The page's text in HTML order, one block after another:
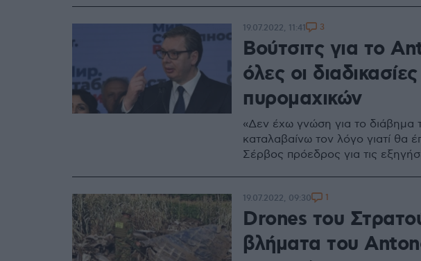
Βούτσιτς για το
όλες οι
πυρομαχικών
«Δεν έχω γνώση για το διάβημα
καταλαβαίνω τον λόγο γιατί θα
Σέρβος πρόεδρος για τις
19.07.2022, 11:41 3
Drones του
βλήματα του
19.07.2022, 09:30 1